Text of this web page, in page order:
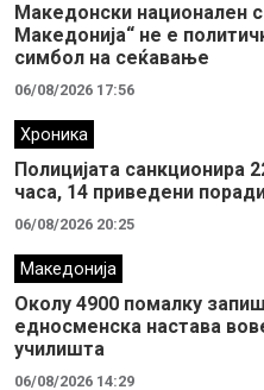
Македонски национален
Македонија“ не е
симбол на сеќавање
06/08/2026 17:56
Хроника
Полицијата санкционира
часа, 14 приведени
06/08/2026 20:25
Македонија
Околу 4900 помалку
едносменска настава
училишта
06/08/2026 14:29